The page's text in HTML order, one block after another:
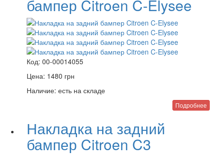
бампер Citroen C-Elysee
Код: 00-00014055
Цена: 1480 грн
Наличие: есть на складе
Подробнее
Накладка на задний
бампер Citroen C3